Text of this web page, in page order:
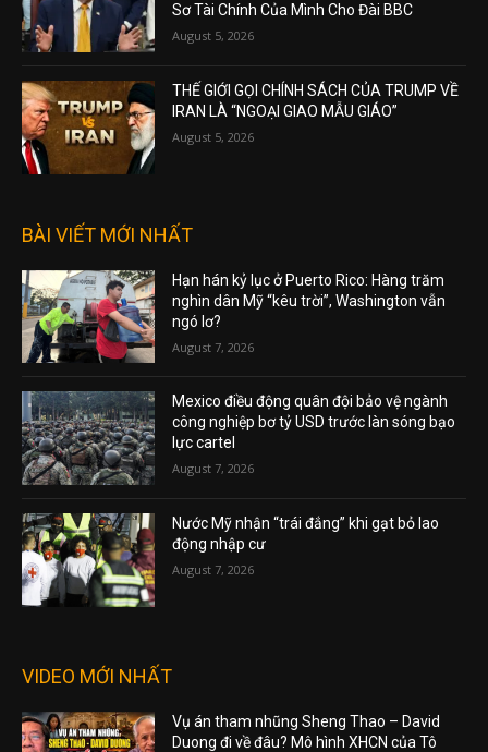
Sơ Tài Chính Của Mình Cho Đài BBC
August 5, 2026
THẾ GIỚI GỌI CHÍNH SÁCH CỦA TRUMP VỀ
IRAN LÀ “NGOẠI GIAO MẪU GIÁO”
August 5, 2026
BÀI VIẾT MỚI NHẤT
Hạn hán kỷ lục ở Puerto Rico: Hàng trăm
nghìn dân Mỹ “kêu trời”, Washington vẫn
ngó lơ?
August 7, 2026
Mexico điều động quân đội bảo vệ ngành
công nghiệp bơ tỷ USD trước làn sóng bạo
lực cartel
August 7, 2026
Nước Mỹ nhận “trái đắng” khi gạt bỏ lao
động nhập cư
August 7, 2026
VIDEO MỚI NHẤT
Vụ án tham nhũng Sheng Thao – David
Duong đi về đâu? Mô hình XHCN của Tô